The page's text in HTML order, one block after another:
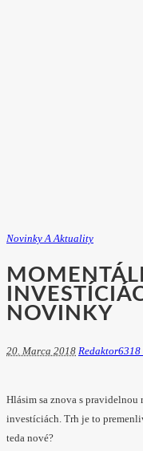
Novinky A Aktuality
NOVINKY
20. Marca 2018 Redaktor6318
Hlásim sa znova s
investíciách. Trh je to
teda nové?